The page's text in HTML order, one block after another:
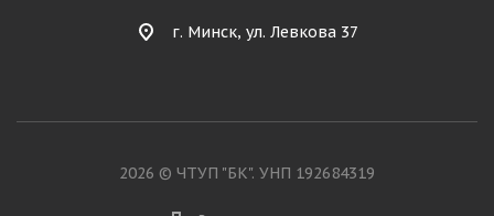
г. Минск, ул. Левкова 37
2026 © ЧТУП "БК". УНП 192684319